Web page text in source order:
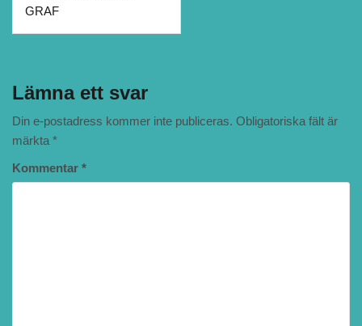
GRAF
Lämna ett svar
Din e-postadress kommer inte publiceras. Obligatoriska fält är
märkta*
Kommentar *